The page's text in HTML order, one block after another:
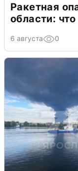
Ракетная
области:
6 августа 0